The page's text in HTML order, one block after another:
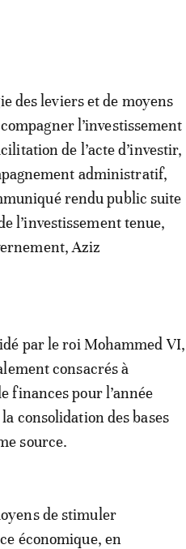
des leviers et de moyens
l’investissement
de l’acte d’investir,
administratif,
rendu public suite
l’investissement tenue,
Aziz
par le roi Mohammed VI,
consacrés à
finances pour l’année
consolidation des bases
source.
de stimuler
économique, en